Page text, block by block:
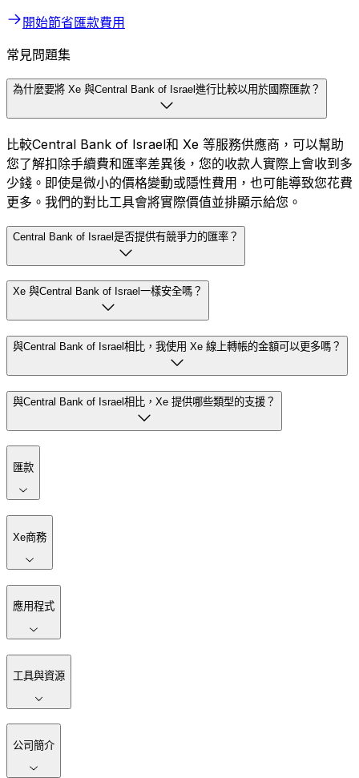
開始節省匯款費用
常見問題集
為什麼要將 Xe 與Central Bank of Israel進行比較以用於國際匯款？
比較Central Bank of Israel和 Xe 等服務供應商，可以幫助
您了解扣除手續費和匯率差異後，您的收款人實際上會收到多
少錢。即使是微小的價格變動或隱性費用，也可能導致您花費
更多。我們的對比工具會將實際價值並排顯示給您。
Central Bank of Israel是否提供有競爭力的匯率？
Xe 與Central Bank of Israel一樣安全嗎？
與Central Bank of Israel相比，我使用 Xe 線上轉帳的金額可以更多嗎？
與Central Bank of Israel相比，Xe 提供哪些類型的支援？
匯款
Xe商務
應用程式
工具與資源
公司簡介